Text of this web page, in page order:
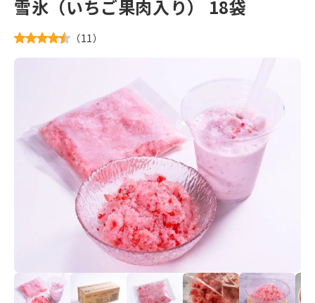
雪氷（いちご果肉入り） 18袋
（11）